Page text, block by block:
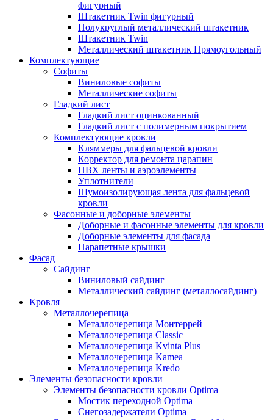
фигурный
Штакетник Twin фигурный
Полукруглый металлический штакетник
Штакетник Twin
Металлический штакетник Прямоугольный
Комплектующие
Cофиты
Виниловые софиты
Металлические софиты
Гладкий лист
Гладкий лист оцинкованный
Гладкий лист с полимерным покрытием
Комплектующие кровли
Кляммеры для фальцевой кровли
Корректор для ремонта царапин
ПВХ ленты и аэроэлементы
Уплотнители
Шумоизолирующая лента для фальцевой
кровли
Фасонные и доборные элементы
Доборные и фасонные элементы для кровли
Доборные элементы для фасада
Парапетные крышки
Фасад
Сайдинг
Виниловый сайдинг
Металлический сайдинг (металлосайдинг)
Кровля
Металлочерепица
Металлочерепица Монтеррей
Металлочерепица Classic
Металлочерепица Kvinta Plus
Металлочерепица Kamea
Металлочерепица Kredo
Элементы безопасности кровли
Элементы безопасности кровли Optima
Мостик переходной Optima
Снегозадержатели Optima